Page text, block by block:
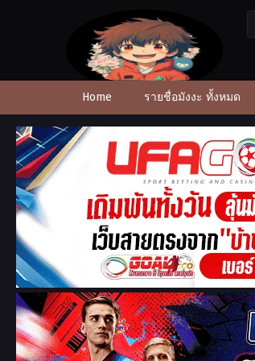
Home รายชื่อมังงะ ทั้งหมด